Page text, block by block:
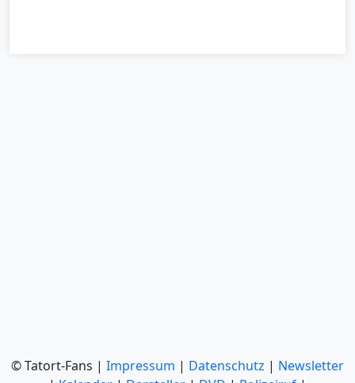
© Tatort-Fans | Impressum | Datenschutz | Newsletter